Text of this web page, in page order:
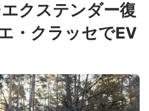
クステンダー復
・クラッセでEV